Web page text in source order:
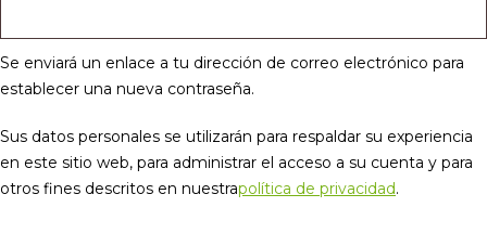
Se enviará un enlace a tu dirección de correo electrónico para
establecer una nueva contraseña.
Sus datos personales se utilizarán para respaldar su experiencia
en este sitio web, para administrar el acceso a su cuenta y para
otros fines descritos en nuestrapolítica de privacidad.